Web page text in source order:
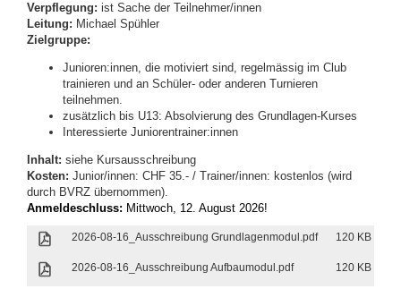
Verpflegung: ist Sache der Teilnehmer/innen
Leitung: Michael Spühler
Zielgruppe:
Junioren:innen, die motiviert sind, regelmässig im Club
trainieren und an Schüler- oder anderen Turnieren
teilnehmen.
zusätzlich bis U13: Absolvierung des Grundlagen-Kurses
Interessierte Juniorentrainer:innen
Inhalt: siehe Kursausschreibung
Kosten: Junior/innen: CHF 35.- / Trainer/innen: kostenlos (wird
durch BVRZ übernommen).
Anmeldeschluss: Mittwoch, 12. August 2026!
2026-08-16_Ausschreibung Grundlagenmodul.pdf 120 KB
2026-08-16_Ausschreibung Aufbaumodul.pdf 120 KB